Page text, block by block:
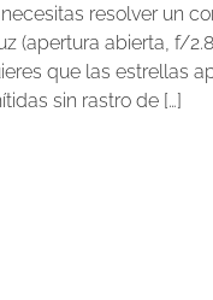
resolver un
(apertura abierta, f/
que las estrellas
sin rastro de […]